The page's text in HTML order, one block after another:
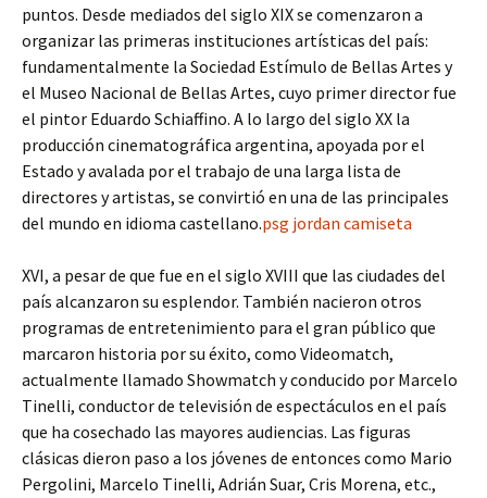
puntos. Desde mediados del siglo XIX se comenzaron a
organizar las primeras instituciones artísticas del país:
fundamentalmente la Sociedad Estímulo de Bellas Artes y
el Museo Nacional de Bellas Artes, cuyo primer director fue
el pintor Eduardo Schiaffino. A lo largo del siglo XX la
producción cinematográfica argentina, apoyada por el
Estado y avalada por el trabajo de una larga lista de
directores y artistas, se convirtió en una de las principales
del mundo en idioma castellano.psg jordan camiseta
XVI, a pesar de que fue en el siglo XVIII que las ciudades del
país alcanzaron su esplendor. También nacieron otros
programas de entretenimiento para el gran público que
marcaron historia por su éxito, como Videomatch,
actualmente llamado Showmatch y conducido por Marcelo
Tinelli, conductor de televisión de espectáculos en el país
que ha cosechado las mayores audiencias. Las figuras
clásicas dieron paso a los jóvenes de entonces como Mario
Pergolini, Marcelo Tinelli, Adrián Suar, Cris Morena, etc.,